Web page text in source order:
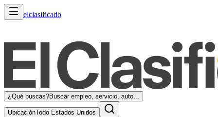
elclasificado
¿Qué buscas?Buscar empleo, servicio, auto...
UbicaciónTodo Estados Unidos